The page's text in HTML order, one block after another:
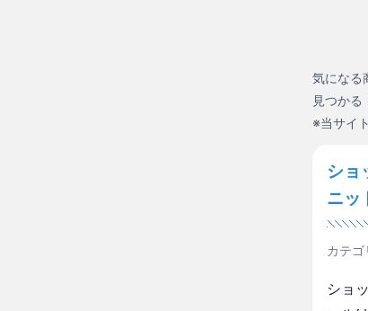
気になる
見つかる
※当サイ
ショ
ニッ
カテゴ
ショ